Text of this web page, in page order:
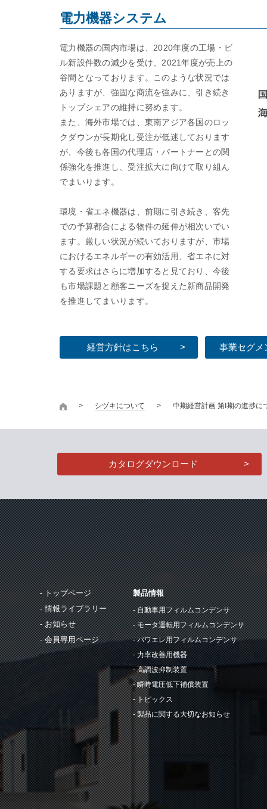
電力機器システム
電力機器の国内市場は、2020年度の工場・ビ
ル新設件数の減少を受け、2021年度が売上の
谷間となっております。このような状況では
ありますが、強固な商流を強みに、引き続き
トップシェアの維持に努めます。
また、海外市場では、東南アジア各国のロッ
クダウンが長期化し受注が低迷しております
が、今後も各国の代理店・パートナーとの関
係強化を推進し、受注拡大に向けて取り組ん
でまいります。
環境・省エネ機器は、前期に引き続き、客先
での予算都合による物件の延伸が相次いでい
ます。厳しい状況が続いておりますが、市場
におけるエネルギーの有効活用、省エネに対
する要求はさらに増加すると見ており、今後
も市場課題と顧客ニーズを捉えた新商品開発
を推進してまいります。
経営方針はこちら 事業セグメ
シヅキについて 中期経営計画 第Ⅰ期の進捗に
カタログダウンロード
トップページ
情報ライブラリー
お知らせ
会員専用ページ
製品情報
自動車用フィルムコンデンサ
モータ運転用フィルムコンデンサ
パワエレ用フィルムコンデンサ
力率改善用機器
高調波抑制装置
瞬時電圧低下補償装置
トピックス
製品に関する大切なお知らせ